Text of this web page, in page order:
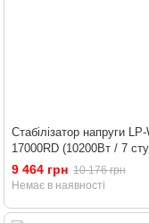
Стабілізатор напруги
17000RD (10200Вт / 7
9 464 грн 10 176 грн
Немає в наявності